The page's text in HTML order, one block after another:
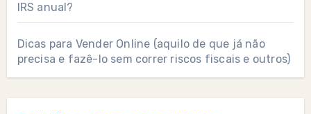
IRS anual?
Dicas para Vender Online (aquilo de que já não
precisa e fazê-lo sem correr riscos fiscais e outros)